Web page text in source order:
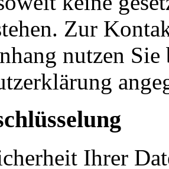
Zur
nutzen
Ihrer